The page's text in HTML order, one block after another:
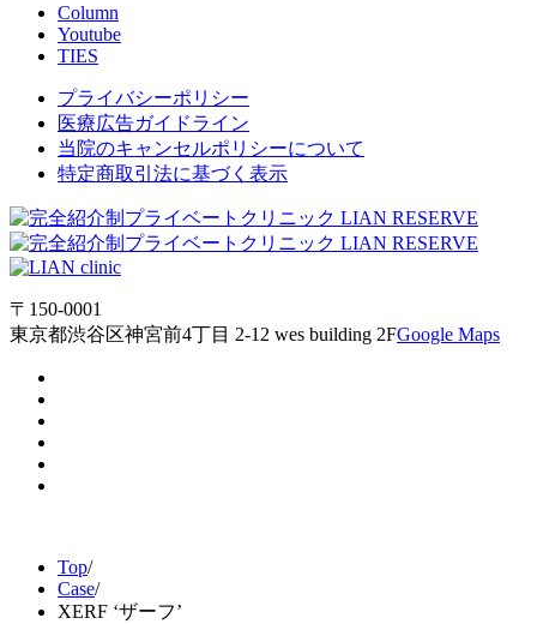
Column
Youtube
TIES
プライバシーポリシー
医療広告ガイドライン
当院のキャンセルポリシーについて
特定商取引法に基づく表示
〒150-0001
東京都渋谷区神宮前4丁目 2-12 wes building 2FGoogle Maps
Top/
Case/
XERF ‘ザーフ’